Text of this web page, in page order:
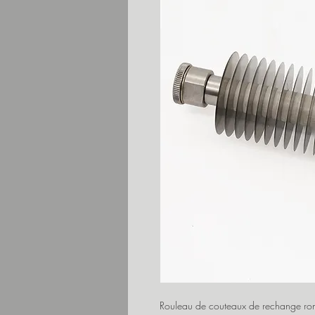
Rouleau de couteaux de rechange